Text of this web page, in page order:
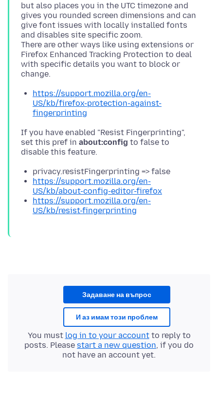
but also places you in the UTC timezone and
gives you rounded screen dimensions and can
give font issues with locally installed fonts
and disables site specific zoom.
There are other ways like using extensions or
Firefox Enhanced Tracking Protection to deal
with specific details you want to block or
https://support.mozilla.org/en-
US/kb/firefox-protection-against-
fingerprinting
If you have enabled "Resist Fingerprinting",
set this pref in about:config to false to
privacy.resistFingerprinting => false
https://support.mozilla.org/en-
US/kb/about-config-editor-firefox
https://support.mozilla.org/en-
US/kb/resist-fingerprinting
Задаване на въпрос
И аз имам този проблем
You must log in to your accountto reply to
posts. Please start a new question, if you do
not have an account yet.